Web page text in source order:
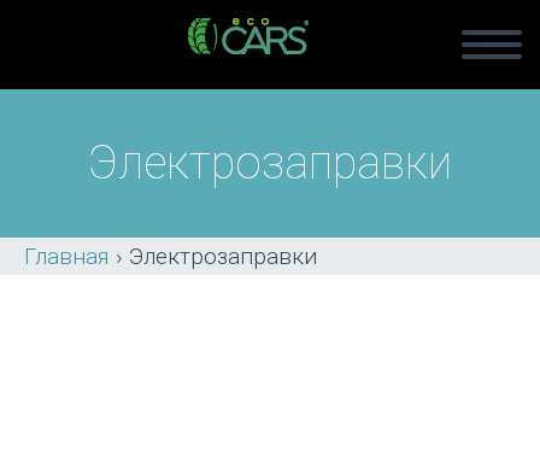
Электрозаправки
Главная › Электрозаправки